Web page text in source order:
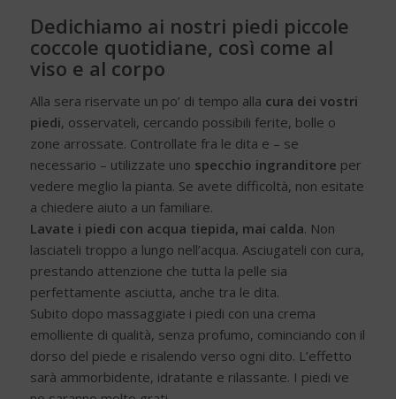
Dedichiamo ai nostri piedi piccole
coccole quotidiane, così come al
viso e al corpo
Alla sera riservate un po’ di tempo alla cura dei vostri
piedi, osservateli, cercando possibili ferite, bolle o
zone arrossate. Controllate fra le dita e – se
necessario – utilizzate uno specchio ingranditore per
vedere meglio la pianta. Se avete difficoltà, non esitate
a chiedere aiuto a un familiare.
Lavate i piedi con acqua tiepida, mai calda. Non
lasciateli troppo a lungo nell’acqua. Asciugateli con cura,
prestando attenzione che tutta la pelle sia
perfettamente asciutta, anche tra le dita.
Subito dopo massaggiate i piedi con una crema
emolliente di qualità, senza profumo, cominciando con il
dorso del piede e risalendo verso ogni dito. L’effetto
sarà ammorbidente, idratante e rilassante. I piedi ve